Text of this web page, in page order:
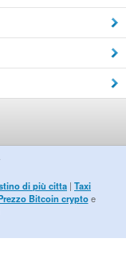
di più citta | Taxi
Bitcoin cryptoe